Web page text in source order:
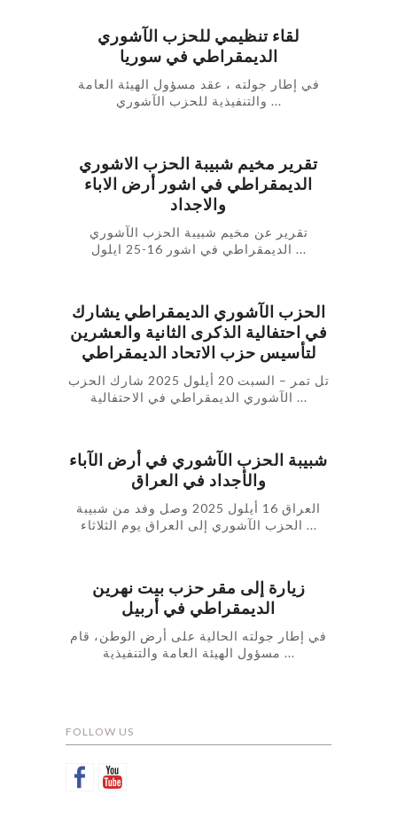
لقاء تنظيمي للحزب الآشوري
الديمقراطي في سوريا
في إطار جولته ، عقد مسؤول الهيئة العامة
والتنفيذية للحزب الآشوري ...
تقرير مخيم شبيبة الحزب الاشوري
الديمقراطي في اشور أرض الاباء
والاجداد
تقرير عن مخيم شبيبة الحزب الآشوري
الديمقراطي في اشور 16-25 ايلول ...
الحزب الآشوري الديمقراطي يشارك
في احتفالية الذكرى الثانية والعشرين
لتأسيس حزب الاتحاد الديمقراطي
تل تمر – السبت 20 أيلول 2025 شارك الحزب
الآشوري الديمقراطي في الاحتفالية ...
شبيبة الحزب الآشوري في أرض الآباء
والأجداد في العراق
العراق 16 أيلول 2025 وصل وفد من شبيبة
الحزب الآشوري إلى العراق يوم الثلاثاء ...
زيارة إلى مقر حزب بيت نهرين
الديمقراطي في أربيل
في إطار جولته الحالية على أرض الوطن، قام
مسؤول الهيئة العامة والتنفيذية ...
FOLLOW US